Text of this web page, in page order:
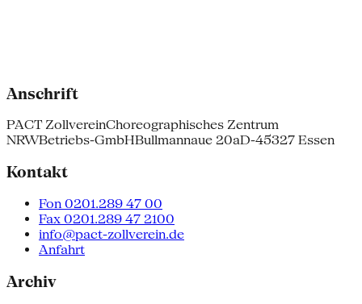
Anschrift
PACT ZollvereinChoreographisches Zentrum
NRWBetriebs-GmbHBullmannaue 20aD-45327 Essen
Kontakt
Fon 0201.289 47 00
Fax 0201.289 47 2100
info@pact-zollverein.de
Anfahrt
Archiv